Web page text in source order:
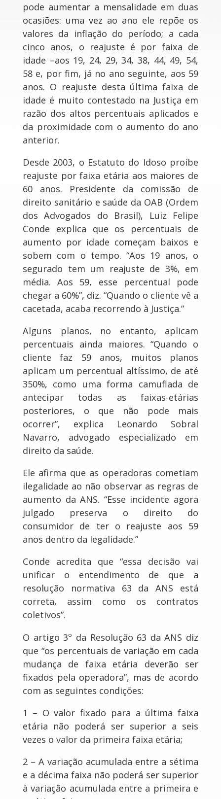
pode aumentar a mensalidade em duas
ocasiões: uma vez ao ano ele repõe os
valores da inflação do período; a cada
cinco anos, o reajuste é por faixa de
idade –aos 19, 24, 29, 34, 38, 44, 49, 54,
58 e, por fim, já no ano seguinte, aos 59
anos. O reajuste desta última faixa de
idade é muito contestado na Justiça em
razão dos altos percentuais aplicados e
da proximidade com o aumento do ano
anterior.
Desde 2003, o Estatuto do Idoso proíbe
reajuste por faixa etária aos maiores de
60 anos. Presidente da comissão de
direito sanitário e saúde da OAB (Ordem
dos Advogados do Brasil), Luiz Felipe
Conde explica que os percentuais de
aumento por idade começam baixos e
sobem com o tempo. “Aos 19 anos, o
segurado tem um reajuste de 3%, em
média. Aos 59, esse percentual pode
chegar a 60%”, diz. “Quando o cliente vê a
cacetada, acaba recorrendo à Justiça.”
Alguns planos, no entanto, aplicam
percentuais ainda maiores. “Quando o
cliente faz 59 anos, muitos planos
aplicam um percentual altíssimo, de até
350%, como uma forma camuflada de
antecipar todas as faixas-etárias
posteriores, o que não pode mais
ocorrer”, explica Leonardo Sobral
Navarro, advogado especializado em
direito da saúde.
Ele afirma que as operadoras cometiam
ilegalidade ao não observar as regras de
aumento da ANS. “Esse incidente agora
julgado preserva o direito do
consumidor de ter o reajuste aos 59
anos dentro da legalidade.”
Conde acredita que “essa decisão vai
unificar o entendimento de que a
resolução normativa 63 da ANS está
correta, assim como os contratos
coletivos”.
O artigo 3º da Resolução 63 da ANS diz
que “os percentuais de variação em cada
mudança de faixa etária deverão ser
fixados pela operadora”, mas de acordo
com as seguintes condições:
1 – O valor fixado para a última faixa
etária não poderá ser superior a seis
vezes o valor da primeira faixa etária;
2 – A variação acumulada entre a sétima
e a décima faixa não poderá ser superior
à variação acumulada entre a primeira e